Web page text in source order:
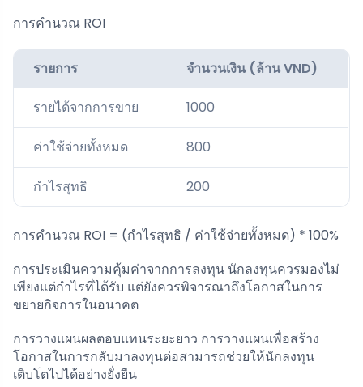
การคำนวณ ROI
รายการ จำนวนเงิน (ล้าน VND)
รายได้จากการขาย 1000
ค่าใช้จ่ายทั้งหมด 800
กำไรสุทธิ 200
การคำนวณ ROI = (กำไรสุทธิ / ค่าใช้จ่ายทั้งหมด) * 100%
การประเมินความคุ้มค่าจากการลงทุน นักลงทุนควรมองไม่
เพียงแต่กำไรที่ได้รับ แต่ยังควรพิจารณาถึงโอกาสในการ
ขยายกิจการในอนาคต
การวางแผนผลตอบแทนระยะยาว การวางแผนเพื่อสร้าง
โอกาสในการกลับมาลงทุนต่อสามารถช่วยให้นักลงทุน
เติบโตไปได้อย่างยั่งยืน